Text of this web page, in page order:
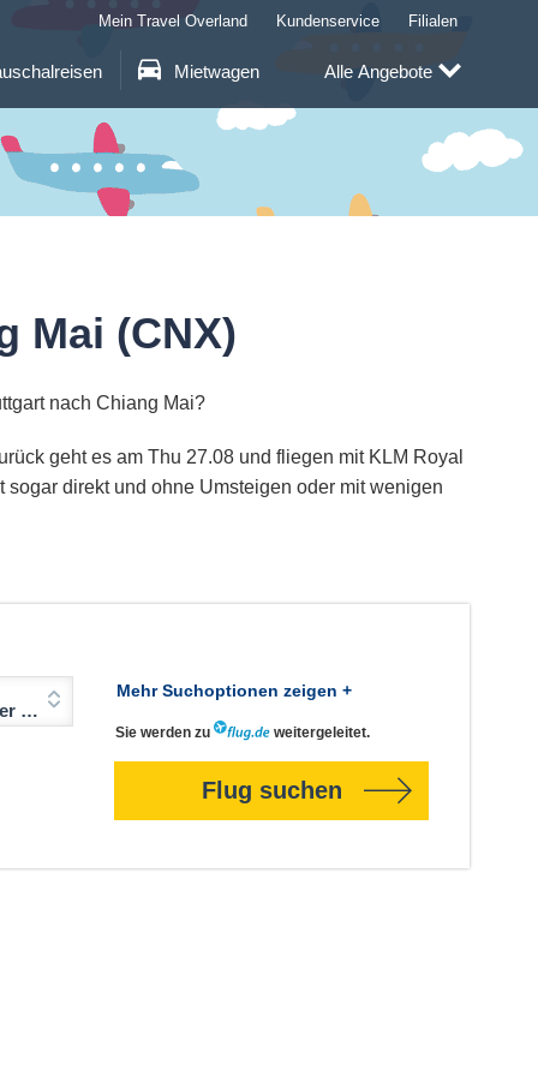
Mietwagen
Mein Travel Overland Kundenservice Filialen
Alle Angebote
Mai (CNX)
nach Chiang Mai?
geht es am Thu 27.08 und fliegen mit KLM Royal
direkt und ohne Umsteigen oder mit wenigen
Mehr Suchoptionen zeigen +
Sie werden zu weitergeleitet.
Flug suchen